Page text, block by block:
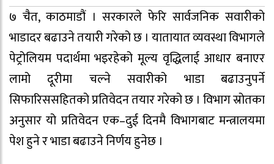
७ चैत, काठमाडौं । सरकारले फेरि सार्वजनिक सवारीको
भाडादर बढाउने तयारी गरेको छ । यातायात व्यवस्था विभागले
पेट्रोलियम पदार्थमा भइरहेको मूल्य वृद्धिलाई आधार बनाएर
लामो दूरीमा चल्ने सवारीको भाडा बढाउनुपर्ने
सिफारिससहितको प्रतिवेदन तयार गरेको छ । विभाग स्रोतका
अनुसार यो प्रतिवेदन एक–दुई दिनमै विभागबाट मन्त्रालयमा
पेश हुने र भाडा बढाउने निर्णय हुनेछ ।